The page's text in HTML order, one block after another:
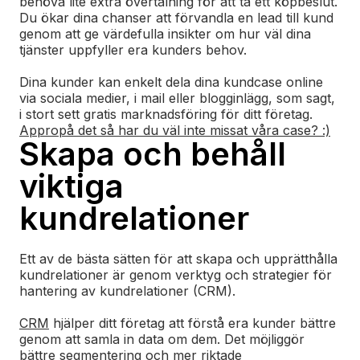
Du ökar dina chanser att förvandla en lead till kund
genom att ge värdefulla insikter om hur väl dina
tjänster uppfyller era kunders behov.
Dina kunder kan enkelt dela dina kundcase online
via sociala medier, i mail eller blogginlägg, som sagt,
i stort sett gratis marknadsföring för ditt företag.
Appropå det så har du väl inte missat våra case? :)
Skapa och behåll
viktiga
kundrelationer
Ett av de bästa sätten för att skapa och upprätthålla
kundrelationer är genom verktyg och strategier för
hantering av kundrelationer (CRM).
CRM hjälper ditt företag att förstå era kunder bättre
genom att samla in data om dem. Det möjliggör
bättre segmentering och mer riktade